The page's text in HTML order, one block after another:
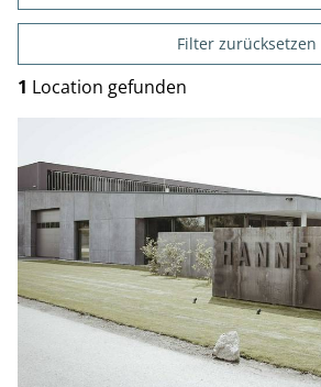
Filter zurücksetzen
1 Location gefunden